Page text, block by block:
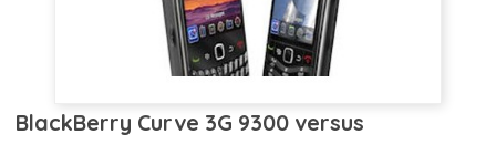
BlackBerry Curve 3G 9300 versus